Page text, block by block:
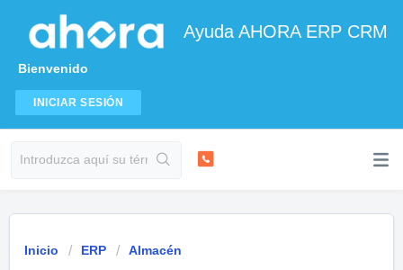
Ayuda AHORA ERP CRM
Bienvenido
INICIAR SESIÓN
Inicio ERP Almacén